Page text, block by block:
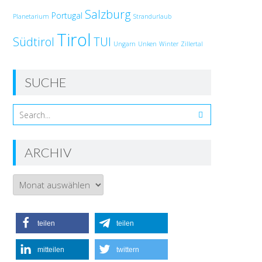
Planetarium Portugal Salzburg Strandurlaub
Südtirol Tirol TUI Ungarn Unken Winter Zillertal
SUCHE
ARCHIV
Archiv
teilen teilen
mitteilen twittern